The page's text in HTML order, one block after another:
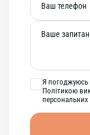
Я погоджуюсь
Політикою